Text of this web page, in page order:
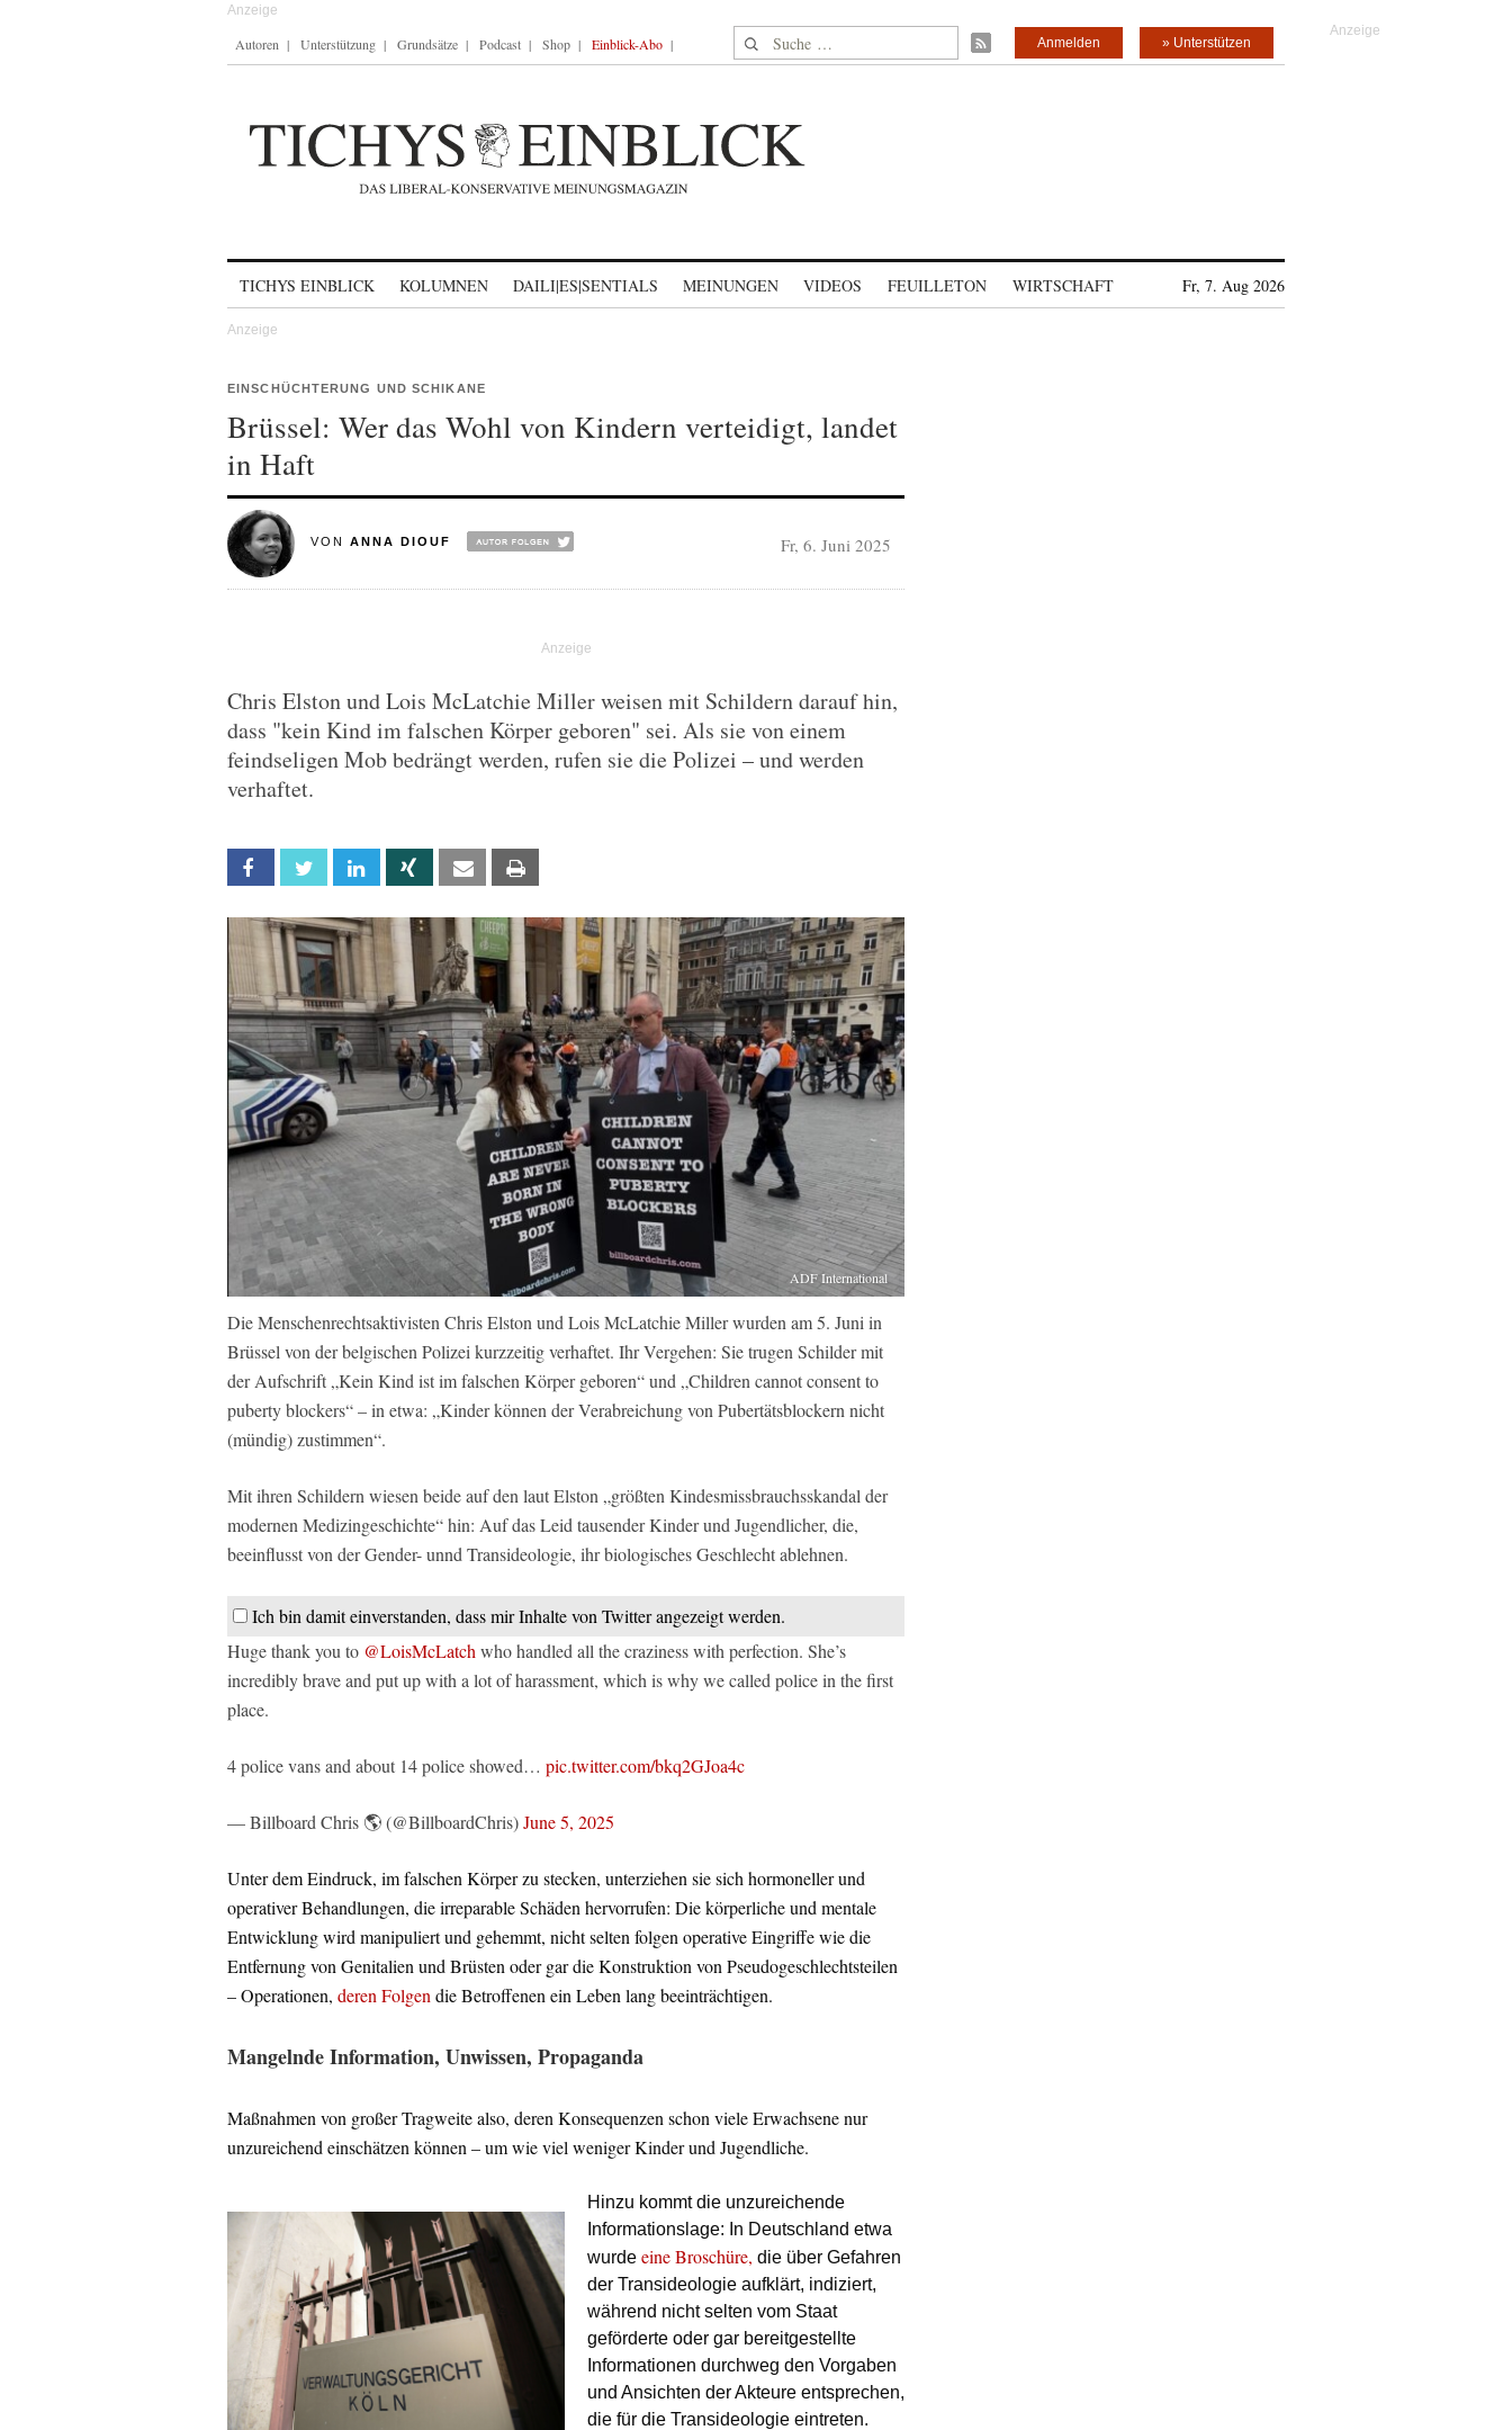
Autoren Unterstützung Grundsätze Podcast Shop Einblick-Abo Suche nach: » Unterstützen
Anmelden
TICHYS EINBLICK KOLUMNEN DAILI|ES|SENTIALS MEINUNGEN VIDEOS FEUILLETON WIRTSCHAFT Fr, 7. Aug 2026
EINSCHÜCHTERUNG UND SCHIKANE
Brüssel: Wer das Wohl von Kindern verteidigt, landet
in Haft
VON ANNA DIOUF Fr, 6. Juni 2025
Chris Elston und Lois McLatchie Miller weisen mit Schildern darauf hin,
dass "kein Kind im falschen Körper geboren" sei. Als sie von einem
feindseligen Mob bedrängt werden, rufen sie die Polizei – und werden
verhaftet.
Facebook Twitter Linkedin Xing Email
ADF International
Die Menschenrechtsaktivisten Chris Elston und Lois McLatchie Miller wurden am 5. Juni in
Brüssel von der belgischen Polizei kurzzeitig verhaftet. Ihr Vergehen: Sie trugen Schilder mit
der Aufschrift „Kein Kind ist im falschen Körper geboren“ und „Children cannot consent to
puberty blockers“ – in etwa: „Kinder können der Verabreichung von Pubertätsblockern nicht
(mündig) zustimmen“.
Mit ihren Schildern wiesen beide auf den laut Elston „größten Kindesmissbrauchsskandal der
modernen Medizingeschichte“ hin: Auf das Leid tausender Kinder und Jugendlicher, die,
beeinflusst von der Gender- unnd Transideologie, ihr biologisches Geschlecht ablehnen.
Ich bin damit einverstanden, dass mir Inhalte von Twitter angezeigt werden.
Huge thank you to @LoisMcLatch who handled all the craziness with perfection. She’s
incredibly brave and put up with a lot of harassment, which is why we called police in the first
place.
4 police vans and about 14 police showed… pic.twitter.com/bkq2GJoa4c
— Billboard Chris 🌎 (@BillboardChris)June 5, 2025
Unter dem Eindruck, im falschen Körper zu stecken, unterziehen sie sich hormoneller und
operativer Behandlungen, die irreparable Schäden hervorrufen: Die körperliche und mentale
Entwicklung wird manipuliert und gehemmt, nicht selten folgen operative Eingriffe wie die
Entfernung von Genitalien und Brüsten oder gar die Konstruktion von Pseudogeschlechtsteilen
– Operationen, deren Folgen die Betroffenen ein Leben lang beeinträchtigen.
Mangelnde Information, Unwissen, Propaganda
Maßnahmen von großer Tragweite also, deren Konsequenzen schon viele Erwachsene nur
unzureichend einschätzen können – um wie viel weniger Kinder und Jugendliche.
Hinzu kommt die unzureichende
Informationslage: In Deutschland etwa
wurde eine Broschüre, die über Gefahren
der Transideologie aufklärt, indiziert,
während nicht selten vom Staat
geförderte oder gar bereitgestellte
Informationen durchweg den Vorgaben
und Ansichten der Akteure entsprechen,
die für die Transideologie eintreten.